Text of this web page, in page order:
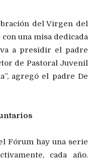
del Virgen del
una misa dedicada
a presidir el padre
de Pastoral Juvenil
agregó el padre De
Fórum hay una serie
cada año.